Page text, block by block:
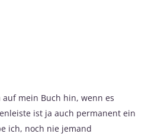
mein Buch hin, wenn es
ist ja auch permanent ein
ich, noch nie jemand